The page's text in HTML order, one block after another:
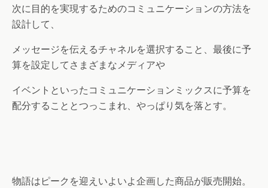
次に目的を実現するためのコミュニケーションの方法を
設計して、
メッセージを伝えるチャネルを選択すること、最後に予
算を設定してさまざまなメディアや
イベントといったコミュニケーションミックスに予算を
配分することとつっこまれ、やっぱり気を落とす。
物語はピークを迎えいよいよ企画した商品が販売開始。